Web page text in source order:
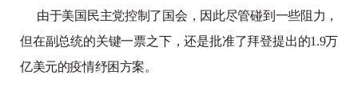
由于美国民主党控制了国会，因此尽管碰到一些阻力，
但在副总统的关键一票之下，还是批准了拜登提出的1.9万
亿美元的疫情纾困方案。